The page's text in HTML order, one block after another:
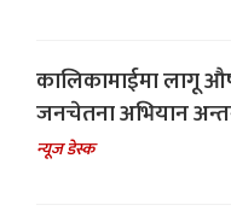
कालिकामाईमा लागू
जनचेतना अभियान
न्यूज डेस्क